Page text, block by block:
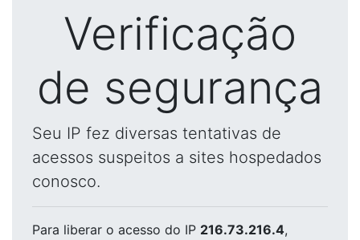
Verificação
de segurança
Seu IP fez diversas tentativas de
acessos suspeitos a sites hospedados
conosco.
Para liberar o acesso do IP 216.73.216.4,